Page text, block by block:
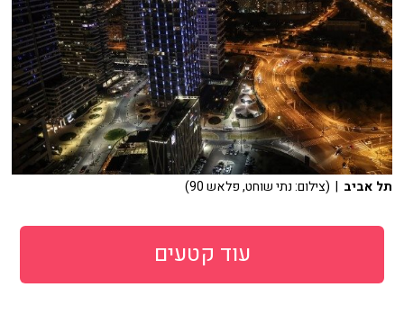
תל אביב | (צילום: נתי שוחט, פלאש 90)
עוד קטעים